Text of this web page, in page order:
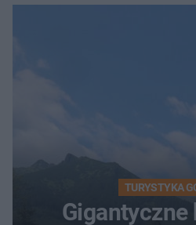
TURYSTYKA
Gigantyczne